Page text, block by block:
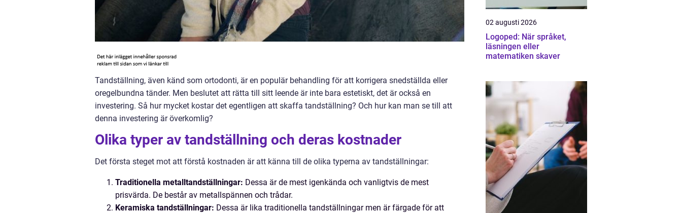
Tandställning, även känd som ortodonti, är en populär behandling för att korrigera snedställda eller
oregelbundna tänder. Men beslutet att rätta till sitt leende är inte bara estetiskt, det är också en
investering. Så hur mycket kostar det egentligen att skaffa tandställning? Och hur kan man se till att
denna investering är överkomlig?
Olika typer av tandställning och deras kostnader
Det första steget mot att förstå kostnaden är att känna till de olika typerna av tandställningar:
Traditionella metalltandställningar: Dessa är de mest igenkända och vanligtvis de mest
prisvärda. De består av metallspännen och trådar.
Keramiska tandställningar: Dessa är lika traditionella tandställningar men är färgade för att
02 augusti 2026
Logoped: När språket,
läsningen eller
matematiken skaver